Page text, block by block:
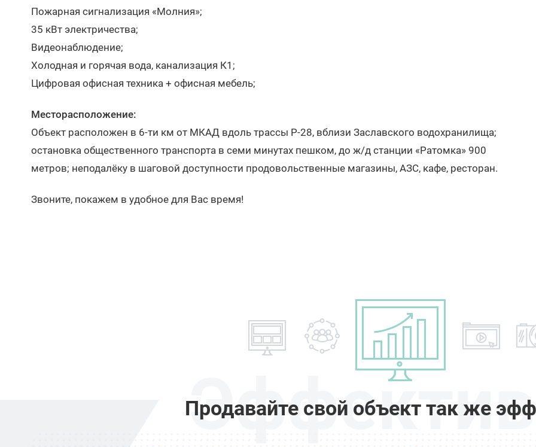
Пожарная сигнализация «Молния»;
35 кВт электричества;
Видеонаблюдение;
Холодная и горячая вода, канализация К1;
Цифровая офисная техника + офисная мебель;
Месторасположение:
Объект расположен в 6-ти км от МКАД вдоль трассы Р-28, вблизи Заславского водохранилища;
остановка общественного транспорта в семи минутах пешком, до ж/д станции «Ратомка» 900
метров; неподалёку в шаговой доступности продовольственные магазины, АЗС, кафе, ресторан.
Звоните, покажем в удобное для Вас время!
Продавайте свой объект так же